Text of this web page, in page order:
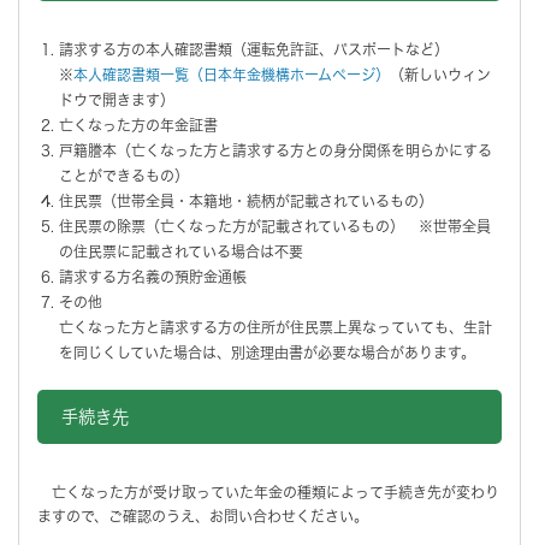
請求する方の本人確認書類（運転免許証、パスポートなど）
※本人確認書類一覧（日本年金機構ホームページ）
（新しいウィン
ドウで開きます）
亡くなった方の年金証書
戸籍謄本（亡くなった方と請求する方との身分関係を明らかにする
ことができるもの）
住民票（世帯全員・本籍地・続柄が記載されているもの）
住民票の除票（亡くなった方が記載されているもの） ※世帯全員
の住民票に記載されている場合は不要
請求する方名義の預貯金通帳
その他
亡くなった方と請求する方の住所が住民票上異なっていても、生計
を同じくしていた場合は、別途理由書が必要な場合があります。
手続き先
亡くなった方が受け取っていた年金の種類によって手続き先が変わり
ますので、ご確認のうえ、お問い合わせください。